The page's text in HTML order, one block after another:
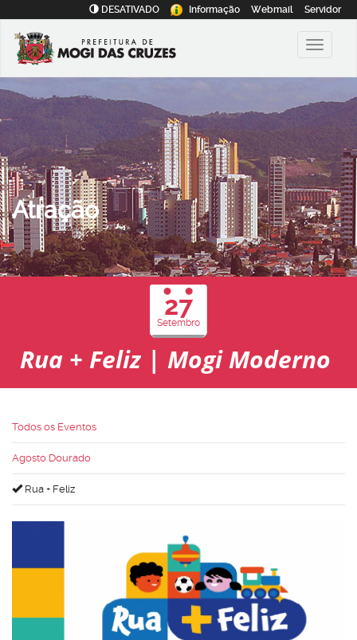
DESATIVADO Informação Webmail Servidor
Atração
27
Setembro
Rua + Feliz | Mogi Moderno
Todos os Eventos
Agosto Dourado
Rua + Feliz